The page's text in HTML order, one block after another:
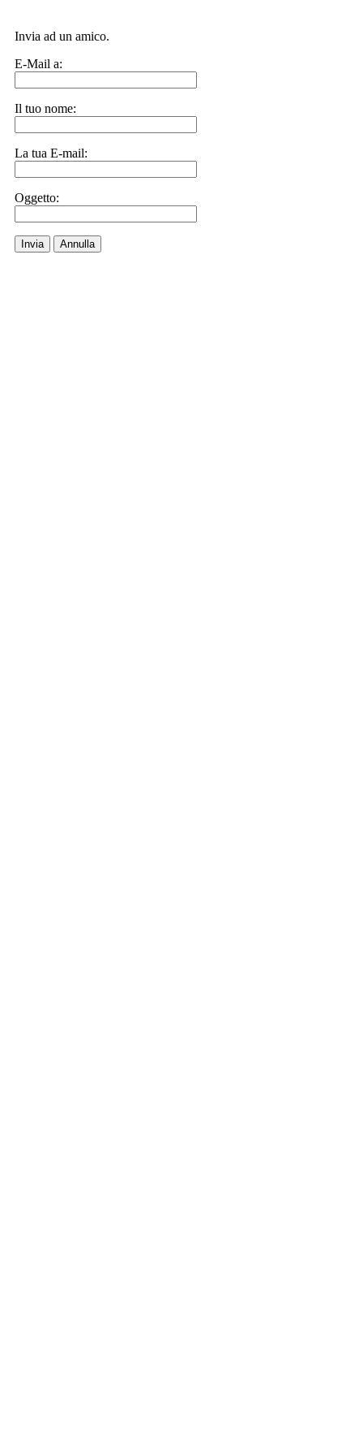
Invia ad un amico.
E-Mail a:
Il tuo nome:
La tua E-mail:
Oggetto:
Invia Annulla